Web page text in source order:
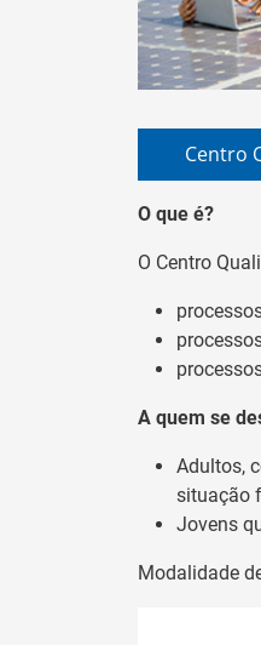
Centro
O que é?
O Centro
A quem se
Adultos,
situação
Jovens
Modalidade